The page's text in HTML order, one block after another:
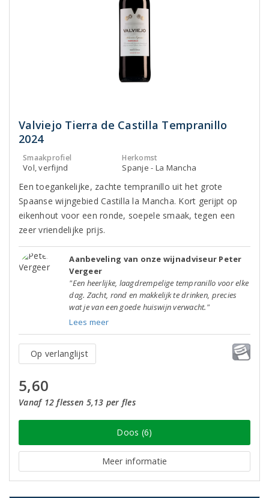
Valviejo Tierra de Castilla Tempranillo
2024
Smaakprofiel
Vol, verfijnd
Herkomst
Spanje - La Mancha
Een toegankelijke, zachte tempranillo uit het grote
Spaanse wijngebied Castilla la Mancha. Kort gerijpt op
eikenhout voor een ronde, soepele smaak, tegen een
zeer vriendelijke prijs.
Aanbeveling van onze wijnadviseur Peter
Vergeer
"Een heerlijke, laagdrempelige tempranillo voor elke
dag. Zacht, rond en makkelijk te drinken, precies
wat je van een goede huiswijn verwacht."
Lees meer
Op verlanglijst
5,60
Vanaf 12 flessen 5,13 per fles
Doos (6)
Meer informatie